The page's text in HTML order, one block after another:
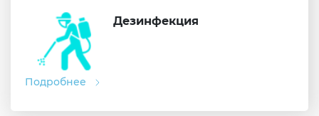
Дезинфекция
Подробнее